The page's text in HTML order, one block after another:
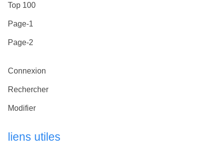
Top 100
Page-1
Page-2
Connexion
Rechercher
Modifier
liens utiles